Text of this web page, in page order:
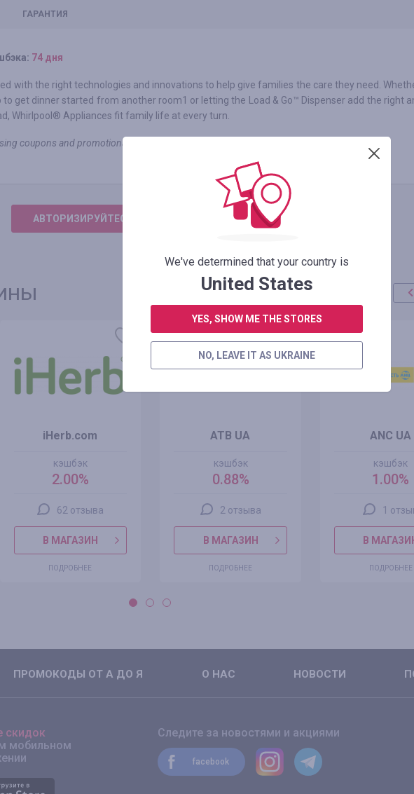
ГАРАНТИЯ
74 дня
with the right technologies and innovations to help give families the care they need.
get dinner started from another room1 or letting the Load & Go™ Dispenser add the right
Whirlpool® Appliances fit family life at every turn.
coupons and promotional codes
АВТОРИЗИРУЙТЕСЬ, ЧТОБЫ ОСТАВИТЬ ОТЗЫВ
iHerb.com
кэшбэк
2.00%
62 отзыва
В МАГАЗИН
ПОДРОБНЕЕ
ATB UA
кэшбэк
0.88%
2 отзыва
В МАГАЗИН
ПОДРОБНЕЕ
ANC UA
кэшбэк
1.00%
1
В
ПОДРОБНЕЕ
ПРОМОКОДЫ ОТ А ДО Я О НАС НОВОСТИ
скидок
мобильном
Следите за новостями и акциями
facebook
We've determined that your country is
United States
YES, SHOW ME THE STORES
NO, LEAVE IT AS UKRAINE